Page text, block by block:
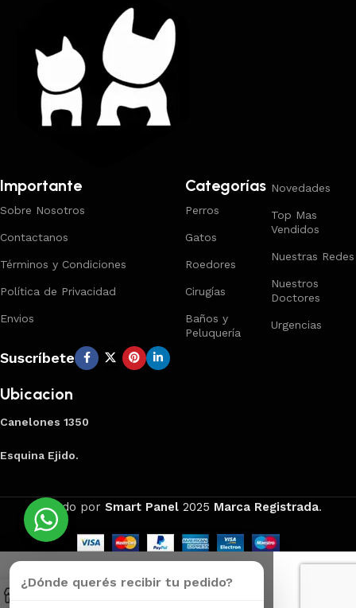
Importante
Sobre Nosotros
Contactanos
Términos y Condiciones
Política de Privacidad
Envios
Categorías
Perros
Gatos
Roedores
Cirugías
Baños y
Peluquería
Novedades
Top Mas
Vendidos
Nuestras Redes
Nuestros
Doctores
Urgencias
Suscríbete
Ubicacion
Canelones 1350
Esquina Ejido.
Creado por Smart Panel 2025 Marca Registrada.
¿Dónde querés recibir tu pedido?